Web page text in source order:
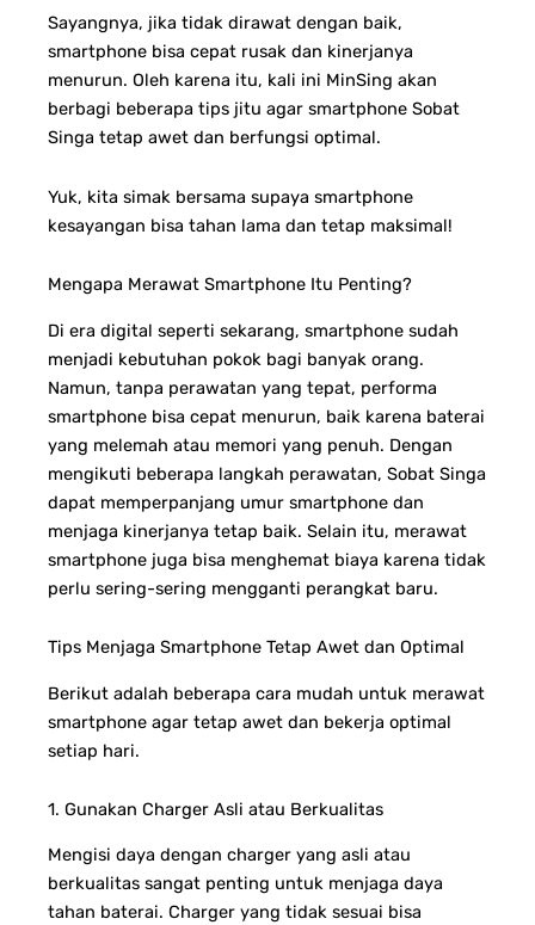
Sayangnya, jika tidak dirawat dengan baik,
smartphone bisa cepat rusak dan kinerjanya
menurun. Oleh karena itu, kali ini MinSing akan
berbagi beberapa tips jitu agar smartphone Sobat
Singa tetap awet dan berfungsi optimal.
Yuk, kita simak bersama supaya smartphone
kesayangan bisa tahan lama dan tetap maksimal!
Mengapa Merawat Smartphone Itu Penting?
Di era digital seperti sekarang, smartphone sudah
menjadi kebutuhan pokok bagi banyak orang.
Namun, tanpa perawatan yang tepat, performa
smartphone bisa cepat menurun, baik karena baterai
yang melemah atau memori yang penuh. Dengan
mengikuti beberapa langkah perawatan, Sobat Singa
dapat memperpanjang umur smartphone dan
menjaga kinerjanya tetap baik. Selain itu, merawat
smartphone juga bisa menghemat biaya karena tidak
perlu sering-sering mengganti perangkat baru.
Tips Menjaga Smartphone Tetap Awet dan Optimal
Berikut adalah beberapa cara mudah untuk merawat
smartphone agar tetap awet dan bekerja optimal
setiap hari.
1. Gunakan Charger Asli atau Berkualitas
Mengisi daya dengan charger yang asli atau
berkualitas sangat penting untuk menjaga daya
tahan baterai. Charger yang tidak sesuai bisa